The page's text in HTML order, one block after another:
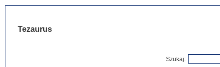
Tezaurus
Szukaj: